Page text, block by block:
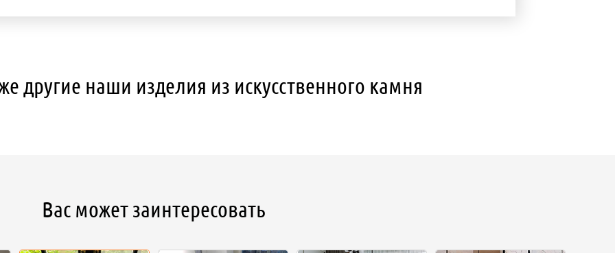
другие наши изделия из искусственного камня
Вас может заинтересовать